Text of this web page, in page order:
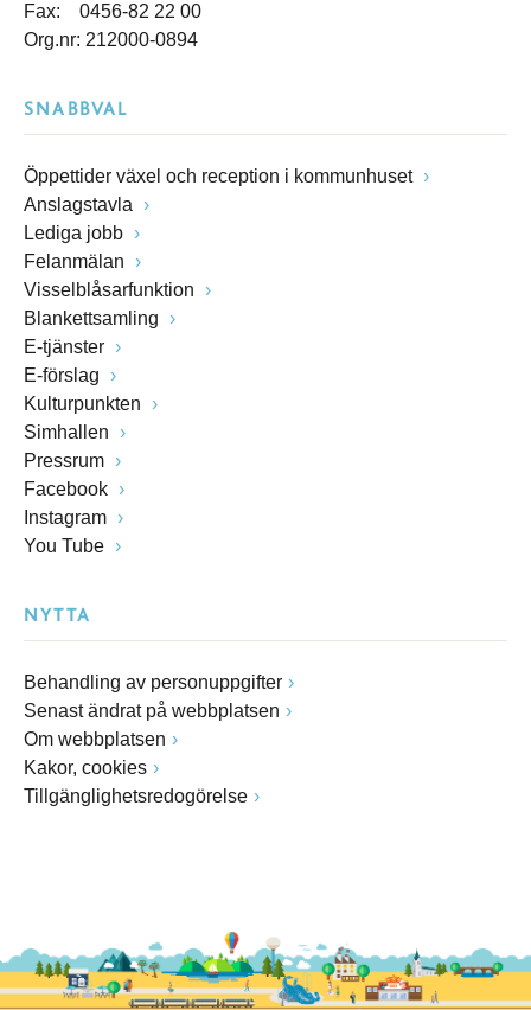
Fax: 0456-82 22 00
Org.nr: 212000-0894
SNABBVAL
Öppettider växel och reception i kommunhuset
Anslagstavla
Lediga jobb
Felanmälan
Visselblåsarfunktion
Blankettsamling
E-tjänster
E-förslag
Kulturpunkten
Simhallen
Pressrum
Facebook
Instagram
You Tube
NYTTA
Behandling av personuppgifter
Senast ändrat på webbplatsen
Om webbplatsen
Kakor, cookies
Tillgänglighetsredogörelse